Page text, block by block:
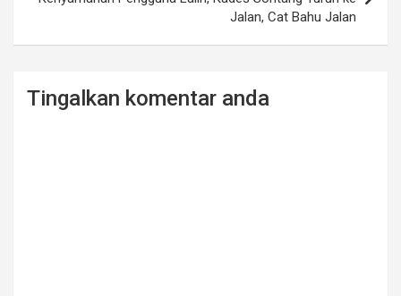
Jalan, Cat Bahu Jalan
Tingalkan komentar anda